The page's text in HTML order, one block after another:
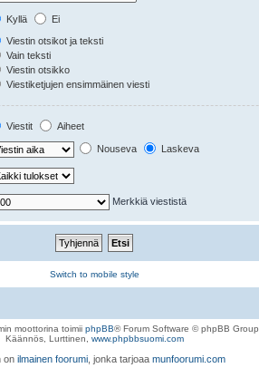
Kyllä
Ei
Viestin otsikot ja teksti
Vain teksti
Viestin otsikko
Viestiketjujen ensimmäinen viesti
Viestit
Aiheet
Nouseva Laskeva
Merkkiä viestistä
Switch to mobile style
moottorina toimii phpBB® Forum Software © phpBB Group
Käännös, Lurttinen, www.phpbbsuomi.com
on ilmainen foorumi , jonka tarjoaa munfoorumi.com